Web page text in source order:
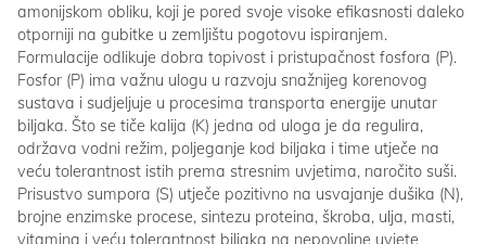
amonijskom obliku, koji je pored svoje visoke efikasnosti daleko
otporniji na gubitke u zemljištu pogotovu ispiranjem.
Formulacije odlikuje dobra topivost i pristupačnost fosfora (P).
Fosfor (P) ima važnu ulogu u razvoju snažnijeg korenovog
sustava i sudjeljuje u procesima transporta energije unutar
biljaka. Što se tiče kalija (K) jedna od uloga je da regulira,
održava vodni režim, poljeganje kod biljaka i time utječe na
veću tolerantnost istih prema stresnim uvjetima, naročito suši.
Prisustvo sumpora (S) utječe pozitivno na usvajanje dušika (N),
brojne enzimske procese, sintezu proteina, škroba, ulja, masti,
vitamina i veću tolerantnost biljaka na nepovoljne uvjete